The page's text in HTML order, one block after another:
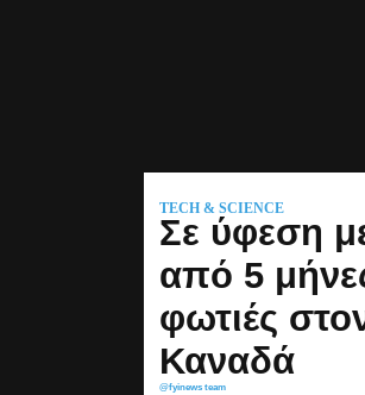
TECH & SCIENCE
Σε ύφεση
από 5
φωτιές
Καναδά
@fyinews team